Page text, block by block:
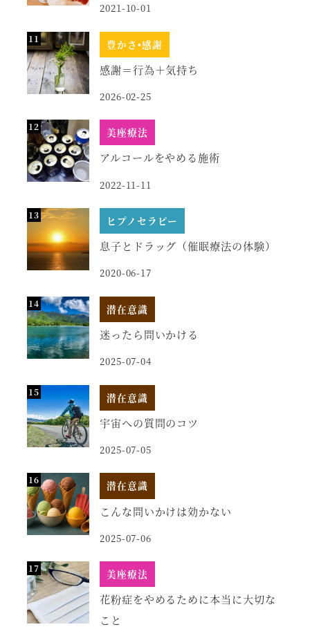
2021-10-01
豊かさ•感謝
感謝＝行為＋気持ち
2026-02-25
美座療法
アルコールをやめる施術
2022-11-11
ヒプノセラピー
息子とドラッグ（催眠療法の体験）
2020-06-17
潜在意識
迷ったら問いかける
2025-07-04
潜在意識
宇宙への質問のコツ
2025-07-05
潜在意識
こんな問いかけは効かない
2025-07-06
美座療法
花粉症をやめるために本当に大切な
こと